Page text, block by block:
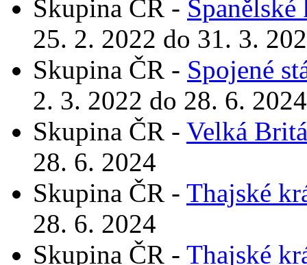
Skupina ČR -
25. 2. 2022 do 31. 3.
Skupina ČR - Spojené
2. 3. 2022 do 28. 6. 2024
Skupina ČR - Velká
28. 6. 2024
Skupina ČR - Thajské
28. 6. 2024
Skupina ČR - Thajské